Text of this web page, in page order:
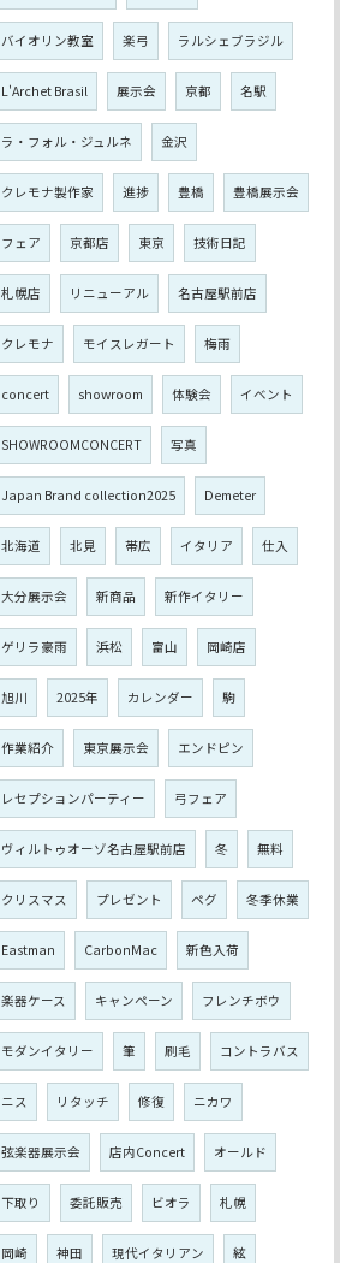
バイオリン教室 楽弓 ラルシェブラジル
L'Archet Brasil 展示会 京都 名駅
ラ・フォル・ジュルネ 金沢
クレモナ製作家 進捗 豊橋 豊橋展示会
フェア 京都店 東京 技術日記
札幌店 リニューアル 名古屋駅前店
クレモナ モイスレガート 梅雨
concert showroom 体験会 イベント
SHOWROOMCONCERT 写真
Japan Brand collection2025 Demeter
北海道 北見 帯広 イタリア 仕入
大分展示会 新商品 新作イタリー
ゲリラ豪雨 浜松 富山 岡崎店
旭川 2025年 カレンダー 駒
作業紹介 東京展示会 エンドピン
レセプションパーティー 弓フェア
ヴィルトゥオーゾ名古屋駅前店 冬 無料
クリスマス プレゼント ペグ 冬季休業
Eastman CarbonMac 新色入荷
楽器ケース キャンペーン フレンチボウ
モダンイタリー 筆 刷毛 コントラバス
ニス リタッチ 修復 ニカワ
弦楽器展示会 店内Concert オールド
下取り 委託販売 ビオラ 札幌
岡崎 神田 現代イタリアン 絃